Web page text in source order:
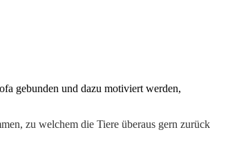
gebunden und dazu motiviert werden,
zu welchem die Tiere überaus gern zurück